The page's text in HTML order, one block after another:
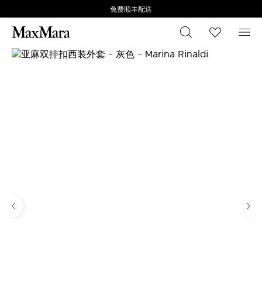
免费顺丰配送
搜索 心愿清
菜